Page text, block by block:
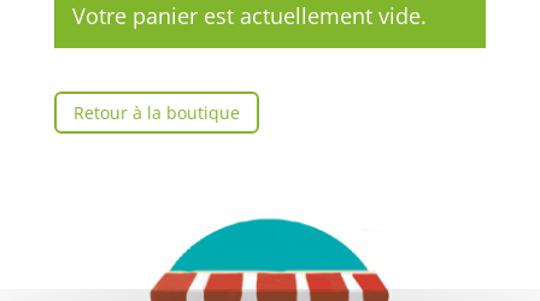
Votre panier est actuellement vide.
Retour à la boutique